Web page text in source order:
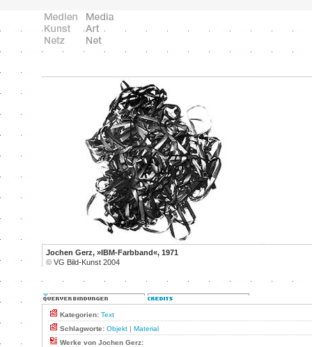
Jochen Gerz, »IBM-Farbband«, 1971
© VG Bild-Kunst 2004
Kategorien: Text
Schlagworte: Objekt | Material
Werke von Jochen Gerz: